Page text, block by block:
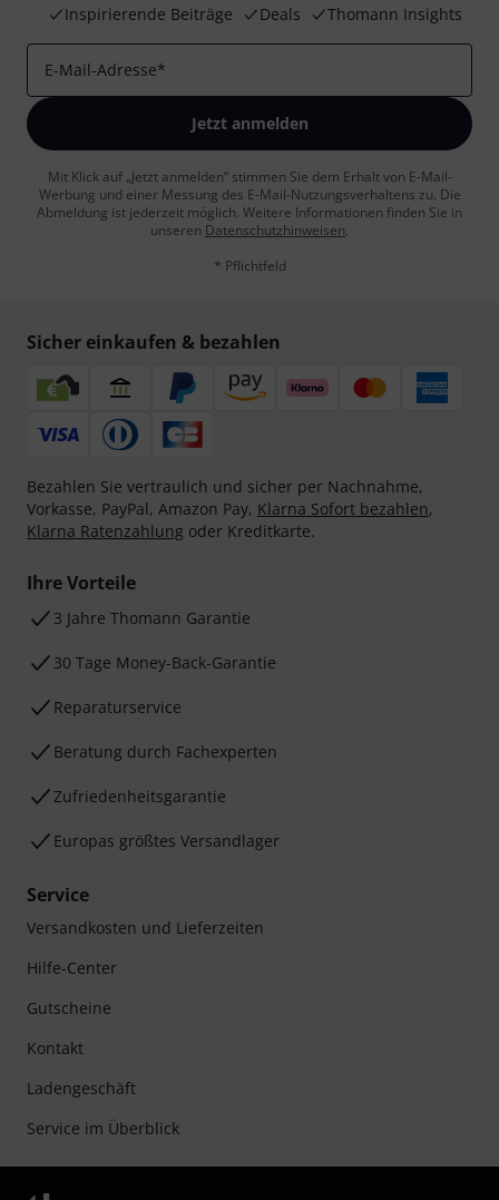
Inspirierende Beiträge
Deals Thomann Insights
E-Mail-Adresse*
Jetzt anmelden
Mit Klick auf „Jetzt anmelden“ stimmen Sie dem Erhalt von E-Mail-
Werbung und einer Messung des E-Mail-Nutzungsverhaltens zu. Die
Abmeldung ist jederzeit möglich. Weitere Informationen finden Sie in
unseren Datenschutzhinweisen.
* Pflichtfeld
Sicher einkaufen & bezahlen
Bezahlen Sie vertraulich und sicher per Nachnahme,
Vorkasse, PayPal, Amazon Pay, Klarna Sofort bezahlen,
Klarna Ratenzahlung oder Kreditkarte.
Ihre Vorteile
3 Jahre Thomann Garantie
30 Tage Money-Back-Garantie
Reparaturservice
Beratung durch Fachexperten
Zufriedenheitsgarantie
Europas größtes Versandlager
Service
Versandkosten und Lieferzeiten
Hilfe-Center
Gutscheine
Kontakt
Ladengeschäft
Service im Überblick